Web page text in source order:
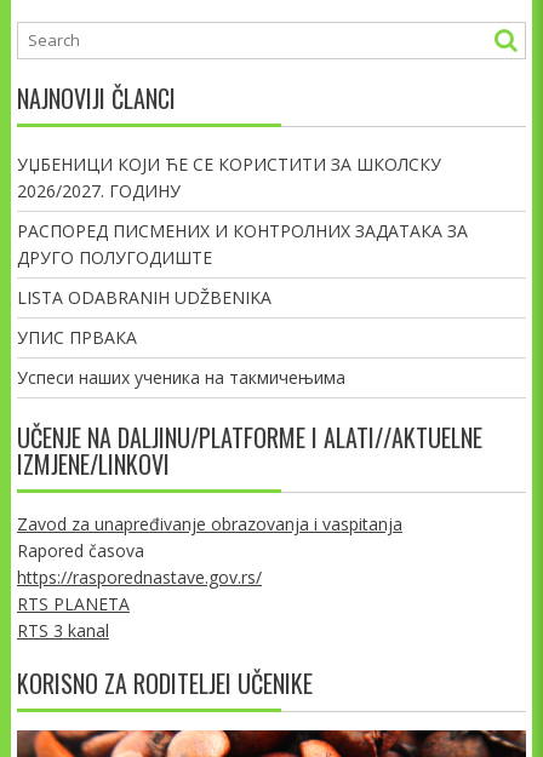
NAJNOVIJI ČLANCI
УЏБЕНИЦИ КОЈИ ЋЕ СЕ КОРИСТИТИ ЗА ШКОЛСКУ
2026/2027. ГОДИНУ
РАСПОРЕД ПИСМЕНИХ И КОНТРОЛНИХ ЗАДАТАКА ЗА
ДРУГО ПОЛУГОДИШТЕ
LISTA ODABRANIH UDŽBENIKA
УПИС ПРВАКА
Успеси наших ученика на такмичењима
UČENJE NA DALJINU/PLATFORME I ALATI//AKTUELNE
IZMJENE/LINKOVI
Zavod za unapređivanje obrazovanja i vaspitanja
Rapored časova
https://rasporednastave.gov.rs/
RTS PLANETA
RTS 3 kanal
KORISNO ZA RODITELJEI UČENIKE